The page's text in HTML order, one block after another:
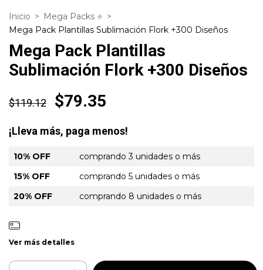
Inicio > Mega Packs ⭐ >
Mega Pack Plantillas Sublimación Flork +300 Diseños
Mega Pack Plantillas
Sublimación Flork +300 Diseños
$119.12 $79.35
¡Lleva más, paga menos!
10% OFF
comprando 3 unidades o más
15% OFF
comprando 5 unidades o más
20% OFF
comprando 8 unidades o más
Ver más detalles